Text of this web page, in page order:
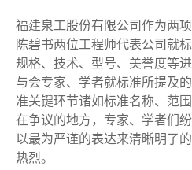
福建泉工股份有限公司作为两
陈碧书两位工程师代表公司就
规格、技术、型号、美誉度等
与会专家、学者就标准所提及
准关键环节诸如标准名称、范
在争议的地方，专家、学者们
以最为严谨的表达来清晰明了
热烈。